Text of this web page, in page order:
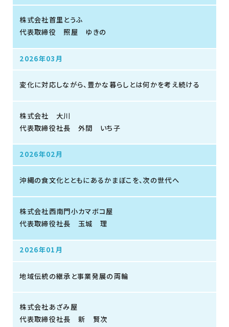
株式会社首里とうふ
代表取締役 照屋 ゆきの
2026年03月
変化に対応しながら、豊かな暮らしとは何かを考え続ける
株式会社 大川
代表取締役社長 外間 いち子
2026年02月
沖縄の食文化とともにあるかまぼこを、次の世代へ
株式会社西南門小カマボコ屋
代表取締役社長 玉城 理
2026年01月
地域伝統の継承と事業発展の両輪
株式会社あざみ屋
代表取締役社長 新 賢次